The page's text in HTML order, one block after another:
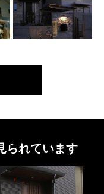
られています